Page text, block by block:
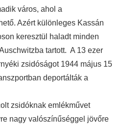
város, ahol a
Azért különleges Kassán
keresztül haladt minden
tartott. A 13 ezer
zsidóságot 1944 május 15
deportálták a
zsidóknak emlékművet
nagy valószínűséggel jövőre